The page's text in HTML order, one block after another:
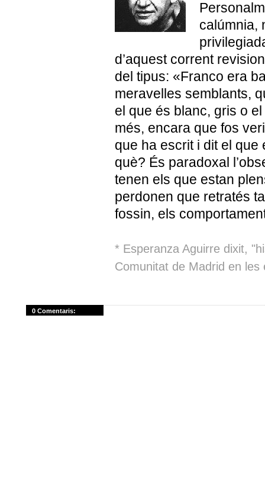
calúmnia,
d’aquest corrent
del tipus: «Franco era
meravelles semblants,
el que és blanc, gris o
més, encara que fos
que ha escrit i dit el que
què? És paradoxal
tenen els que estan
perdonen que retratés
fossin, els
* EsperanzaAguirre dixit,
Comunitat de Madrid en les
0 Comentaris: